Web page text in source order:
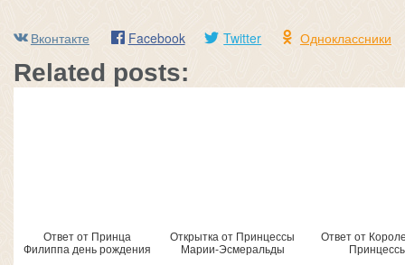
Вконтакте Facebook Twitter Одноклассники
Related posts:
Ответ от Принца
Филиппа день рождения
Открытка от Принцессы
Марии-Эсмеральды
Ответ от